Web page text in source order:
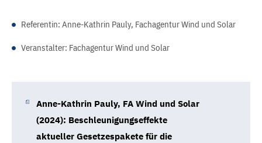
Referentin: Anne-Kathrin Pauly, Fachagentur Wind und Solar
Veranstalter: Fachagentur Wind und Solar
Anne-Kathrin Pauly, FA Wind und Solar
(2024): Beschleunigungseffekte
aktueller Gesetzespakete für die